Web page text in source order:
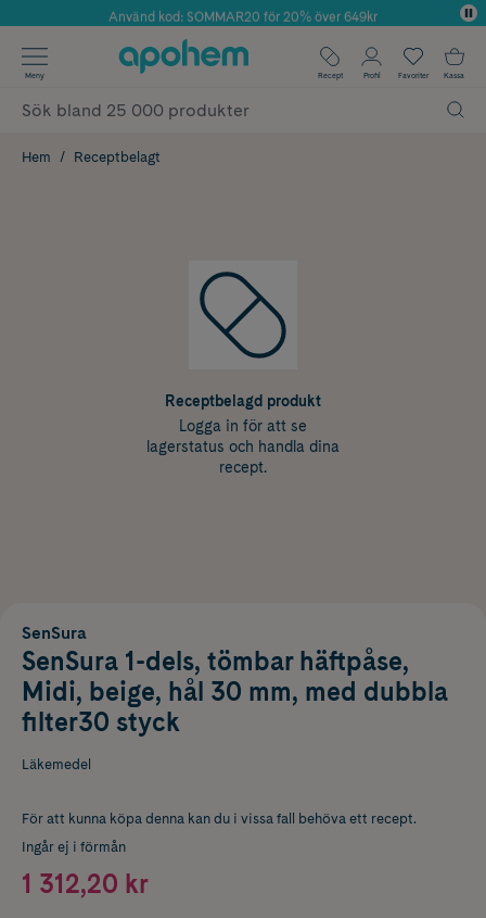
Årets Butik 2025 inom Skönhet
Använd kod: SOMMAR20 för 20% över 649kr
✓ Fri frakt
✓ Poäng på alla köp*
Meny Recept Profil Favoriter Kassa
Hem Receptbelagt
Receptbelagd produkt
Logga in för att se
lagerstatus och handla dina
recept.
SenSura
SenSura 1-dels, tömbar häftpåse,
Midi, beige, hål 30 mm, med dubbla
filter30 styck
Läkemedel
För att kunna köpa denna kan du i vissa fall behöva ett recept.
Ingår ej i förmån
1 312,20 kr